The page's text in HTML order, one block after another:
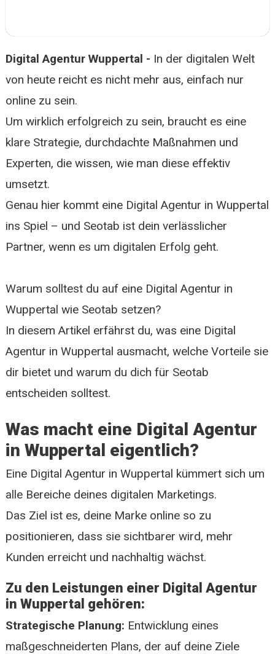
Digital Agentur Wuppertal - In der digitalen Welt
von heute reicht es nicht mehr aus, einfach nur
online zu sein.
Um wirklich erfolgreich zu sein, braucht es eine
klare Strategie, durchdachte Maßnahmen und
Experten, die wissen, wie man diese effektiv
umsetzt.
Genau hier kommt eine Digital Agentur in Wuppertal
ins Spiel – und Seotab ist dein verlässlicher
Partner, wenn es um digitalen Erfolg geht.
Warum solltest du auf eine Digital Agentur in
Wuppertal wie Seotab setzen?
In diesem Artikel erfährst du, was eine Digital
Agentur in Wuppertal ausmacht, welche Vorteile sie
dir bietet und warum du dich für Seotab
entscheiden solltest.
Was macht eine Digital Agentur
in Wuppertal eigentlich?
Eine Digital Agentur in Wuppertal kümmert sich um
alle Bereiche deines digitalen Marketings.
Das Ziel ist es, deine Marke online so zu
positionieren, dass sie sichtbarer wird, mehr
Kunden erreicht und nachhaltig wächst.
Zu den Leistungen einer Digital Agentur
in Wuppertal gehören:
Strategische Planung: Entwicklung eines
maßgeschneiderten Plans, der auf deine Ziele